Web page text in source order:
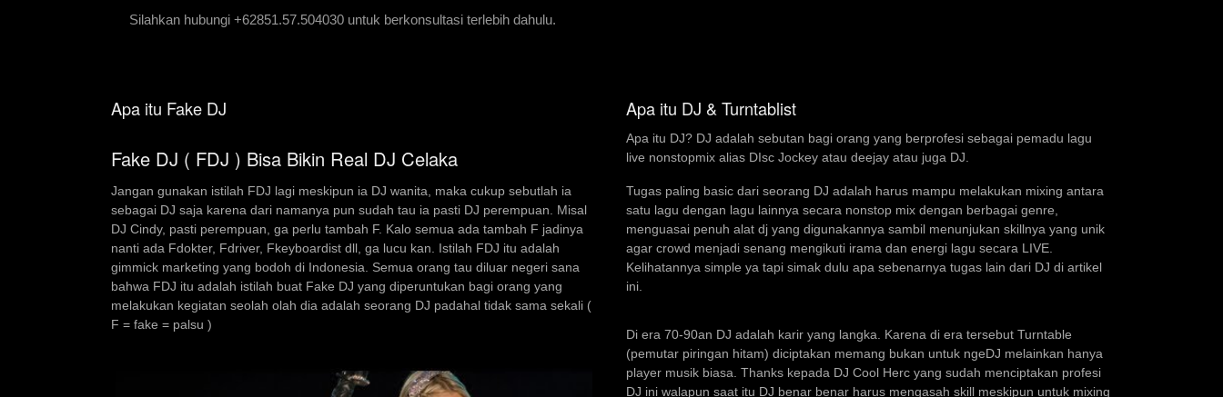
Silahkan hubungi +62851.57.504030 untuk berkonsultasi terlebih dahulu.
Apa itu Fake DJ
Fake DJ ( FDJ ) Bisa Bikin Real DJ Celaka
Jangan gunakan istilah FDJ lagi meskipun ia DJ wanita, maka cukup sebutlah ia
sebagai DJ saja karena dari namanya pun sudah tau ia pasti DJ perempuan. Misal
DJ Cindy, pasti perempuan, ga perlu tambah F. Kalo semua ada tambah F jadinya
nanti ada Fdokter, Fdriver, Fkeyboardist dll, ga lucu kan. Istilah FDJ itu adalah
gimmick marketing yang bodoh di Indonesia. Semua orang tau diluar negeri sana
bahwa FDJ itu adalah istilah buat Fake DJ yang diperuntukan bagi orang yang
melakukan kegiatan seolah olah dia adalah seorang DJ padahal tidak sama sekali (
F = fake = palsu )
Apa itu DJ & Turntablist
Apa itu DJ? DJ adalah sebutan bagi orang yang berprofesi sebagai pemadu lagu
live nonstopmix alias DIsc Jockey atau deejay atau juga DJ.
Tugas paling basic dari seorang DJ adalah harus mampu melakukan mixing antara
satu lagu dengan lagu lainnya secara nonstop mix dengan berbagai genre,
menguasai penuh alat dj yang digunakannya sambil menunjukan skillnya yang unik
agar crowd menjadi senang mengikuti irama dan energi lagu secara LIVE.
Kelihatannya simple ya tapi simak dulu apa sebenarnya tugas lain dari DJ di artikel
ini.
Di era 70-90an DJ adalah karir yang langka. Karena di era tersebut Turntable
(pemutar piringan hitam) diciptakan memang bukan untuk ngeDJ melainkan hanya
player musik biasa. Thanks kepada DJ Cool Herc yang sudah menciptakan profesi
DJ ini walapun saat itu DJ benar benar harus mengasah skill meskipun untuk mixing